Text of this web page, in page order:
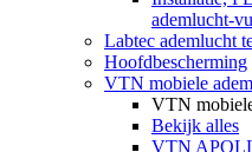
ademlucht-
Labtec ademlucht
Hoofdbescherming
VTN mobiele
VTN
Bekijk alles
VTN